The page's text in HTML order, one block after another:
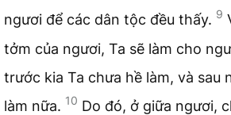
ngươi để các dân tộc đều thấy. 9
tởm của ngươi, Ta sẽ làm cho
trước kia Ta chưa hề làm, và sau
làm nữa. 10 Do đó, ở giữa ngươi,